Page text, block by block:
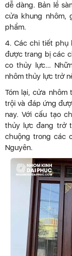
dễ dàng. Bản lề
cửa khung nhôm,
phẩm.
4. Các chi tiết phụ
được trang bị các
co thủy lực…
nhôm thủy lực trở
Tóm lại, cửa
trội và đáp ứng
nay. Với cấu tạo
thủy lực đang trở
chuộng trong các
Nguyên.